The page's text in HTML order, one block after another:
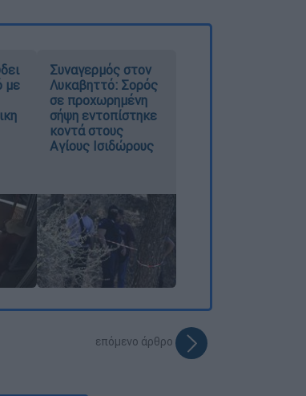
με
Συναγερμός στον
Λυκαβηττό: Σορός
σε προχωρημένη
σήψη εντοπίστηκε
κοντά στους
Αγίους Ισιδώρους
επόμενο άρθρο